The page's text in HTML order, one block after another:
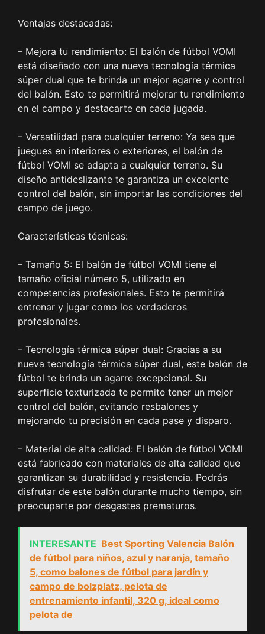
Ventajas destacadas:
– Mejora tu rendimiento: El balón de fútbol VOMI
está diseñado con una nueva tecnología térmica
súper dual que te brinda un mejor agarre y control
del balón. Esto te permitirá mejorar tu rendimiento
en el campo y destacarte en cada jugada.
– Versatilidad para cualquier terreno: Ya sea que
juegues en interiores o exteriores, el balón de
fútbol VOMI se adapta a cualquier terreno. Su
diseño antideslizante te garantiza un excelente
control del balón, sin importar las condiciones del
campo de juego.
Características técnicas:
– Tamaño 5: El balón de fútbol VOMI tiene el
tamaño oficial número 5, utilizado en
competencias profesionales. Esto te permitirá
entrenar y jugar como los verdaderos
profesionales.
– Tecnología térmica súper dual: Gracias a su
nueva tecnología térmica súper dual, este balón de
fútbol te brinda un agarre excepcional. Su
superficie texturizada te permite tener un mejor
control del balón, evitando resbalones y
mejorando tu precisión en cada pase y disparo.
– Material de alta calidad: El balón de fútbol VOMI
está fabricado con materiales de alta calidad que
garantizan su durabilidad y resistencia. Podrás
disfrutar de este balón durante mucho tiempo, sin
preocuparte por desgastes prematuros.
INTERESANTE Best Sporting Valencia Balón
de fútbol para niños, azul y naranja, tamaño
5, como balones de fútbol para jardín y
campo de bolzplatz, pelota de
entrenamiento infantil, 320 g, ideal como
pelota de